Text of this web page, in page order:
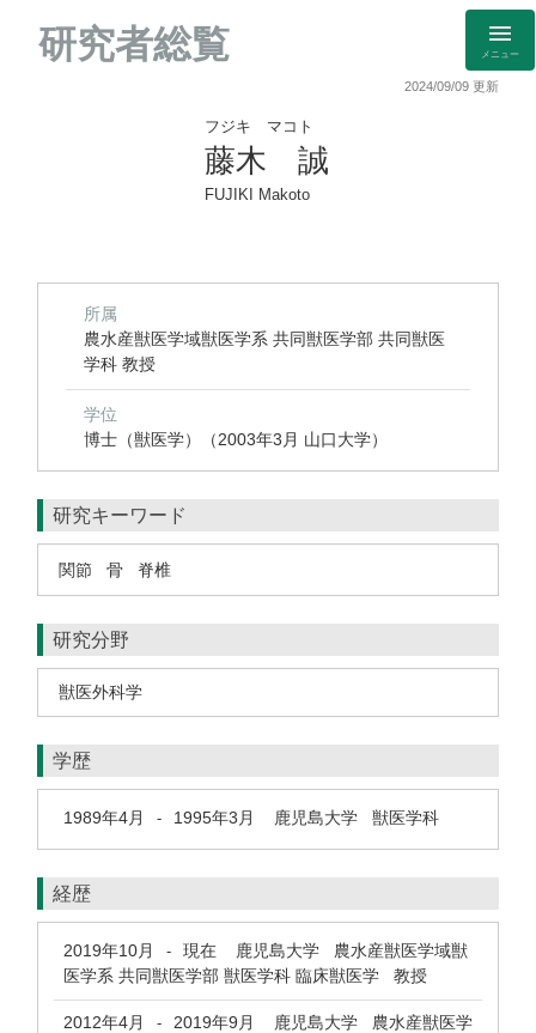
研究者総覧 メニュー
2024/09/09 更新
フジキ マコト
藤木 誠
FUJIKI Makoto
所属
農水産獣医学域獣医学系 共同獣医学部 共同獣医
学科 教授
学位
博士（獣医学）（2003年3月 山口大学）
研究キーワード
関節 骨 脊椎
研究分野
獣医外科学
学歴
1989年4月 - 1995年3月 鹿児島大学 獣医学科
経歴
2019年10月 - 現在 鹿児島大学 農水産獣医学域獣
医学系 共同獣医学部 獣医学科 臨床獣医学 教授
2012年4月 - 2019年9月
鹿児島大学 農水産獣医学